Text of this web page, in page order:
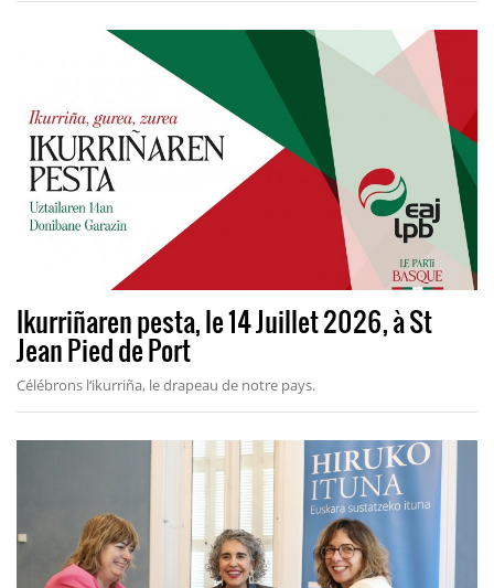
Ikurriñaren pesta, le 14 Juillet 2026, à St
Jean Pied de Port
Célébrons l‘ikurriña, le drapeau de notre pays.